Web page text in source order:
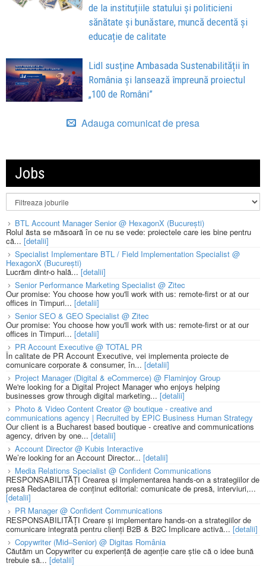
de la instituțiile statului și politicieni
sănătate și bunăstare, muncă decentă și
educație de calitate
Lidl susține Ambasada Sustenabilității în
România și lansează împreună proiectul
„100 de Români”
Adauga comunicat de presa
Jobs
BTL Account Manager Senior @ HexagonX (București)
Rolul ăsta se măsoară în ce nu se vede: proiectele care ies bine pentru
că... [detalii]
Specialist Implementare BTL / Field Implementation Specialist @
HexagonX (București)
Lucrăm dintr-o hală...[detalii]
Senior Performance Marketing Specialist @ Zitec
Our promise: You choose how you'll work with us: remote-first or at our
offices in Timpuri... [detalii]
Senior SEO & GEO Specialist @ Zitec
Our promise: You choose how you'll work with us: remote-first or at our
offices in Timpuri... [detalii]
PR Account Executive @ TOTAL PR
În calitate de PR Account Executive, vei implementa proiecte de
comunicare corporate & consumer, în... [detalii]
Project Manager (Digital & eCommerce) @ Flaminjoy Group
We're looking for a Digital Project Manager who enjoys helping
businesses grow through digital marketing... [detalii]
Photo & Video Content Creator @ boutique - creative and
communications agency | Recruited by EPIC Business Human Strategy
Our client is a Bucharest based boutique - creative and communications
agency, driven by one... [detalii]
Account Director @ Kubis Interactive
We’re looking for an Account Director... [detalii]
Media Relations Specialist @ Confident Communications
RESPONSABILITĂȚI Crearea și implementarea hands-on a strategiilor de
presă Redactarea de conținut editorial: comunicate de presă, interviuri,...
[detalii]
PR Manager @ Confident Communications
RESPONSABILITĂȚI Creare și implementare hands-on a strategiilor de
comunicare integrată pentru clienți B2B & B2C Implicare activă... [detalii]
Copywriter (Mid–Senior) @ Digitas România
Căutăm un Copywriter cu experiență de agenție care știe că o idee bună
trebuie să... [detalii]